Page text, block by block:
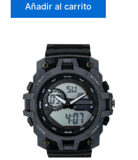
Añadir al carrito